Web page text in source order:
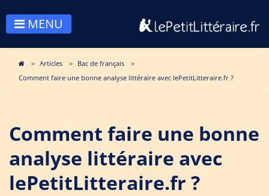
MENU
Articles
Bac de français
Comment faire une bonne analyse littéraire avec lePetitLitteraire.fr ?
Comment faire une bonne
analyse littéraire avec
lePetitLitteraire.fr ?